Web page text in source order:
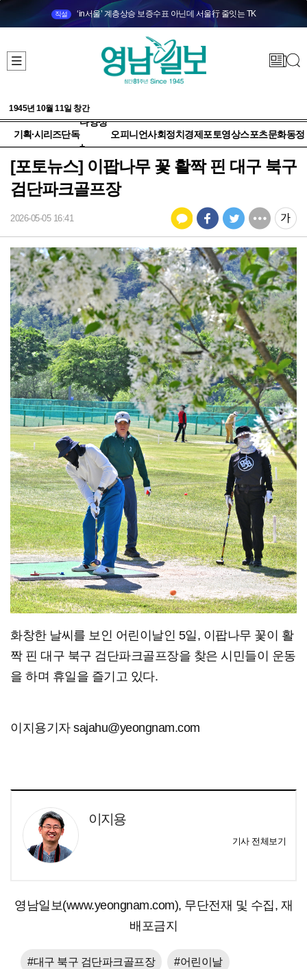
직설 ‘in서울’ 계층상승 보증수표 아닌데 서울行 줄잇는 TK
1945년 10월 11일 창간
기획·시리즈단독
다양성
+
오피니언사회정치 경제 포토영상스포츠문화동정
[포토뉴스] 이팝나무 꽃 활짝 핀 대구 북구
검단파크골프장
2026-05-05 16:41
화창한 날씨를 보인 어린이날인 5일, 이팝나무 꽃이 활
짝 핀 대구 북구 검단파크골프장을 찾은 시민들이 운동
을 하며 휴일을 즐기고 있다.
이지용기자 sajahu@yeongnam.com
이지용
기사 전체보기
영남일보(www.yeongnam.com), 무단전재 및 수집, 재
배포금지
#대구 북구 검단파크골프장 #어린이날